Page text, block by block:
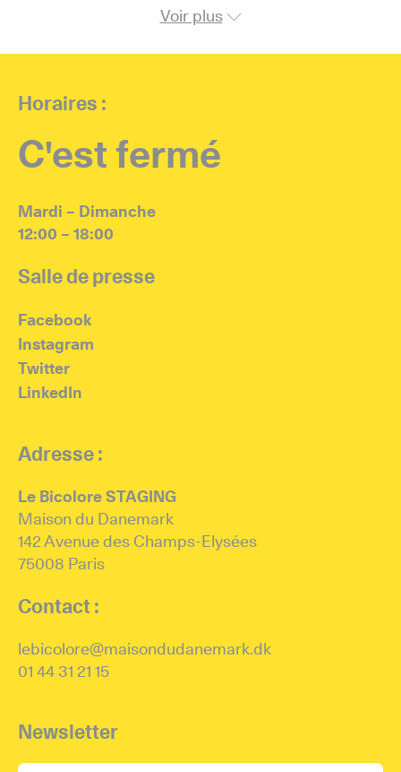
Voir plus
Horaires :
C'est fermé
Mardi – Dimanche
12:00 – 18:00
Salle de presse
Facebook
Instagram
Twitter
LinkedIn
Adresse :
Le Bicolore STAGING
Maison du Danemark
142 Avenue des Champs-Elysées
75008 Paris
Contact :
lebicolore@maisondudanemark.dk
01 44 31 21 15
Newsletter